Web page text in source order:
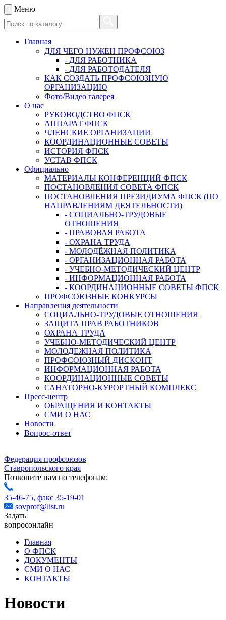
Меню
Главная
ДЛЯ ЧЕГО НУЖЕН ПРОФСОЮЗ
- ДЛЯ РАБОТНИКА
- ДЛЯ РАБОТОДАТЕЛЯ
КАК СОЗДАТЬ ПРОФСОЮЗНУЮ
ОРГАНИЗАЦИЮ
Фото/Видео галерея
О нас
РУКОВОДСТВО ФПСК
АППАРАТ ФПСК
ЧЛЕНСКИЕ ОРГАНИЗАЦИИ
КООРДИНАЦИОННЫЕ СОВЕТЫ
ИСТОРИЯ ФПСК
УСТАВ ФПСК
Официально
МАТЕРИАЛЫ КОНФЕРЕНЦИЙ ФПСК
ПОСТАНОВЛЕНИЯ СОВЕТА ФПСК
ПОСТАНОВЛЕНИЯ ПРЕЗИДИУМА ФПСК (ПО
НАПРАВЛЕНИЯМ ДЕЯТЕЛЬНОСТИ)
- СОЦИАЛЬНО-ТРУДОВЫЕ
ОТНОШЕНИЯ
- ПРАВОВАЯ РАБОТА
- ОХРАНА ТРУДА
- МОЛОДЁЖНАЯ ПОЛИТИКА
- ОРГАНИЗАЦИОННАЯ РАБОТА
- УЧЕБНО-МЕТОДИЧЕСКИЙ ЦЕНТР
- ИНФОРМАЦИОННАЯ РАБОТА
- КООРДИНАЦИОННЫЕ СОВЕТЫ ФПСК
ПРОФСОЮЗНЫЕ КОНКУРСЫ
Направления деятельности
СОЦИАЛЬНО-ТРУДОВЫЕ ОТНОШЕНИЯ
ЗАЩИТА ПРАВ РАБОТНИКОВ
ОХРАНА ТРУДА
УЧЕБНО-МЕТОДИЧЕСКИЙ ЦЕНТР
МОЛОДЕЖНАЯ ПОЛИТИКА
ПРОФСОЮЗНЫЙ ДИСКОНТ
ИНФОРМАЦИОННАЯ РАБОТА
КООРДИНАЦИОННЫЕ СОВЕТЫ
САНАТОРНО-КУРОРТНЫЙ КОМПЛЕКС
Пресс-центр
ОБРАЩЕНИЯ И КОНТАКТЫ
СМИ О НАС
Новости
Вопрос-ответ
Федерация профсоюзов
Ставропольского края
Позвоните нам по телефонам:
35-46-75, факс 35-19-01
sovprof@list.ru
Задать
вопросонлайн
Главная
О ФПСК
ДОКУМЕНТЫ
СМИ О НАС
КОНТАКТЫ
Новости